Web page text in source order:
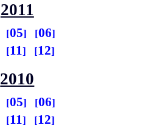
2011
05
06
11 12
2010
05
06
11 12